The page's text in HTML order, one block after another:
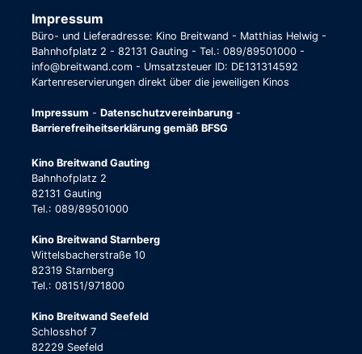
Impressum
Büro- und Lieferadresse: Kino Breitwand - Matthias Helwig -
Bahnhofplatz 2 - 82131 Gauting - Tel.: 089/89501000 -
info@breitwand.com - Umsatzsteuer ID: DE131314592
Kartenreservierungen direkt über die jeweiligen Kinos
Impressum - Datenschutzvereinbarung -
Barrierefreiheitserklärung gemäß BFSG
Kino Breitwand Gauting
Bahnhofplatz 2
82131 Gauting
Tel.: 089/89501000
Kino Breitwand Starnberg
Wittelsbacherstraße 10
82319 Starnberg
Tel.: 08151/971800
Kino Breitwand Seefeld
Schlosshof 7
82229 Seefeld